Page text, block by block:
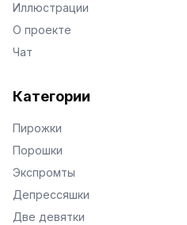
Иллюстрации
О проекте
Чат
Категории
Пирожки
Порошки
Экспромты
Депрессяшки
Две девятки